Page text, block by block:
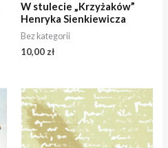
W stulecie „Krzyżaków”
Henryka Sienkiewicza
Bez kategorii
10,00 zł